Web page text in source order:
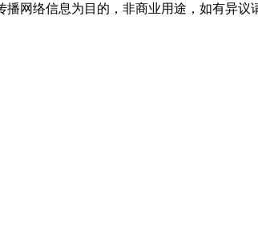
络信息为目的，非商业用途，如有异议请